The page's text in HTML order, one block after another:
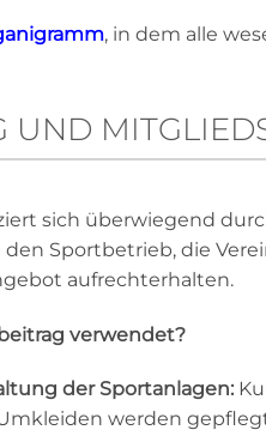
, in dem alle
UND
sich überwiegend
Sportbetrieb, die
aufrechterhalten.
verwendet?
der Sportanlagen:
werden